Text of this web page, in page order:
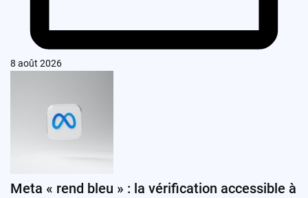
8 août 2026
Meta « rend bleu » : la vérification accessible à